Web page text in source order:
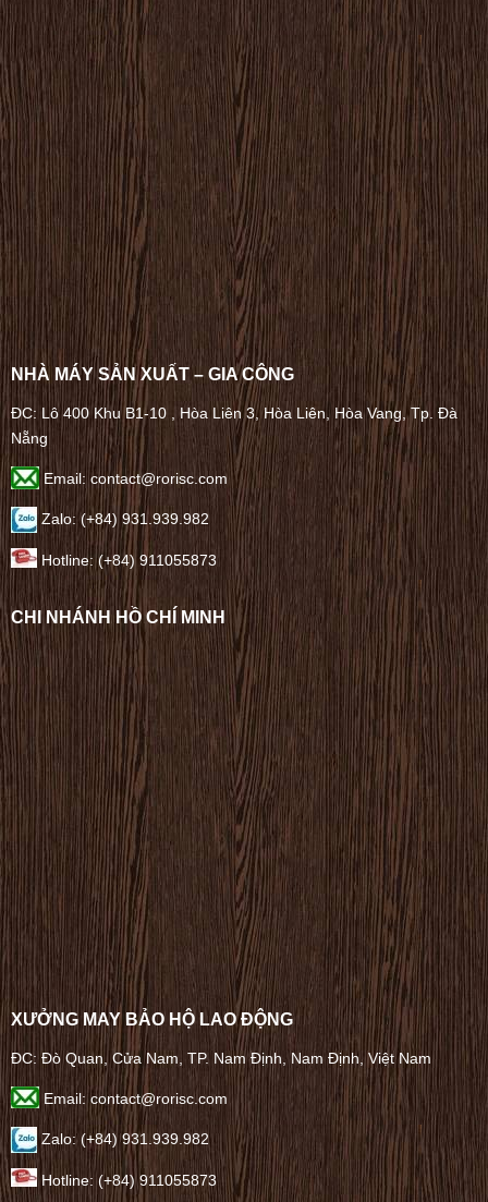
NHÀ MÁY SẢN XUẤT – GIA CÔNG
ĐC: Lô 400 Khu B1-10 , Hòa Liên 3, Hòa Liên, Hòa Vang, Tp. Đà
Nẵng
Email: contact@rorisc.com
Zalo: (+84) 931.939.982
Hotline: (+84) 911055873
CHI NHÁNH HỒ CHÍ MINH
XƯỞNG MAY BẢO HỘ LAO ĐỘNG
ĐC: Đò Quan, Cửa Nam, TP. Nam Định, Nam Định, Việt Nam
Email: contact@rorisc.com
Zalo: (+84) 931.939.982
Hotline: (+84) 911055873